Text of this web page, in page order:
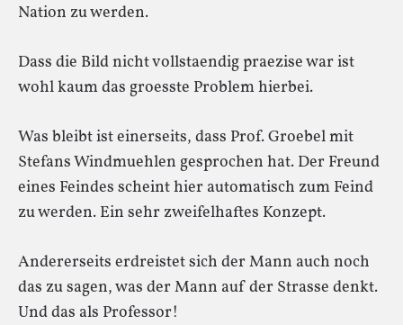
Nation zu werden.
Dass die Bild nicht vollstaendig praezise war ist
wohl kaum das groesste Problem hierbei.
Was bleibt ist einerseits, dass Prof. Groebel mit
Stefans Windmuehlen gesprochen hat. Der Freund
eines Feindes scheint hier automatisch zum Feind
zu werden. Ein sehr zweifelhaftes Konzept.
Andererseits erdreistet sich der Mann auch noch
das zu sagen, was der Mann auf der Strasse denkt.
Und das als Professor!